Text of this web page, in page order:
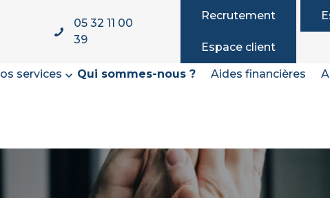
05 32 11 00
39
Recrutement
Espace client
services Qui sommes-nous ? Aides financières